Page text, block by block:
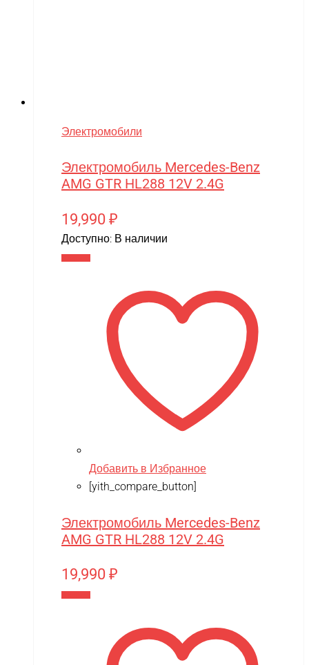
Электромобили
Электромобиль Mercedes-Benz
AMG GTR HL288 12V 2.4G
19,990 ₽
Доступно: В наличии
Добавить в Избранное
[yith_compare_button]
Электромобиль Mercedes-Benz
AMG GTR HL288 12V 2.4G
19,990 ₽